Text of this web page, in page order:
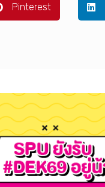
Pinterest